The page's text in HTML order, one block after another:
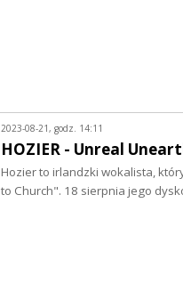
2023-08-21, godz. 14:11
HOZIER - Unreal
Hozier to irlandzki wokalista,
to Church". 18 sierpnia jego